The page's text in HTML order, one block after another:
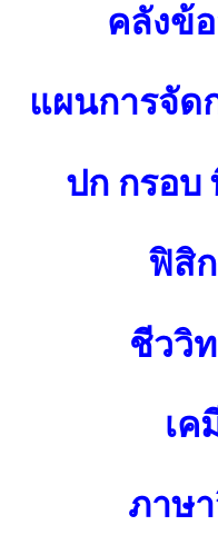
คลังข้
แผนการจัด
ปก กรอบ
ฟิสิ
ชีววิ
เค
ภาษ